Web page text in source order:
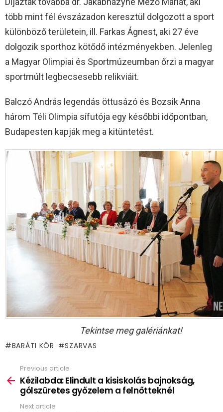
több mint fél évszázadon keresztül dolgozott a sport
különböző területein, ill. Farkas Ágnest, aki 27 éve
dolgozik sporthoz kötődő intézményekben. Jelenleg
a Magyar Olimpiai és Sportmúzeumban őrzi a magyar
sportmúlt legbecsesebb relikviáit.
Balczó András legendás öttusázó és Bozsik Anna
három Téli Olimpia sífutója egy későbbi időpontban,
Budapesten kapják meg a kitüntetést.
Tekintse meg galériánkat!
BARÁTI KÖR SZARVAS
more
Previous article
Kézilabda: Elindult a kisiskolás bajnokság,
gólszüretes győzelem a felnőtteknél
Next article